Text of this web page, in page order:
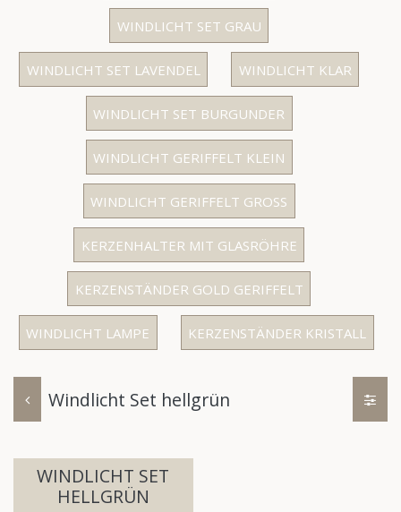
WINDLICHT SET GRAU
WINDLICHT SET LAVENDEL WINDLICHT KLAR
WINDLICHT SET BURGUNDER
WINDLICHT GERIFFELT KLEIN
WINDLICHT GERIFFELT GROSS
KERZENHALTER MIT GLASRÖHRE
KERZENSTÄNDER GOLD GERIFFELT
WINDLICHT LAMPE KERZENSTÄNDER KRISTALL
Windlicht Set hellgrün
WINDLICHT SET
HELLGRÜN